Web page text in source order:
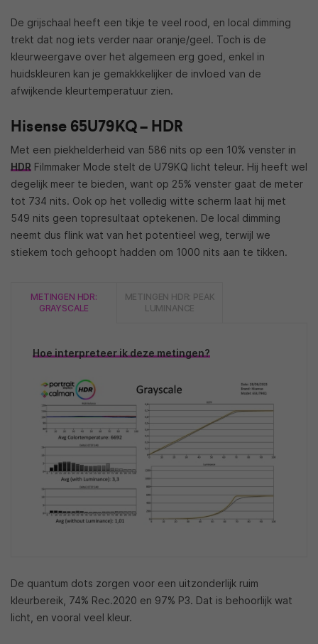
De grijschaal heeft een tikje te veel rood, en local dimming
trekt dat nog iets verder naar oranje/geel. Toch is de
kleurweergave over het algemeen erg goed, enkel in
huidskleuren kan je gemakkkelijker de invloed van de
afwijkende kleurtemperatuur zien.
Hisense 65U79KQ – HDR
Met een piekhelderheid van 586 nits op een 10% venster in
HDR Filmmaker Mode stelt de U79KQ licht teleur. Hij heeft wel
degelijk meer te bieden, want op 25% venster gaat de meter
tot 734 nits. Ook op het volledig witte scherm laat hij met
549 nits geen topresultaat optekenen. De local dimming
neemt dus flink wat van het potentieel weg, terwijl we
stiekem toch gehoopt hadden om 1000 nits aan te tikken.
METINGEN HDR:
GRAYSCALE
METINGEN HDR: PEAK
LUMINANCE
Hoe interpreteer ik deze metingen?
De quantum dots zorgen voor een uitzonderlijk ruim
kleurbereik, 74% Rec.2020 en 97% P3. Dat is behoorlijk wat
licht, en vooral veel kleur.